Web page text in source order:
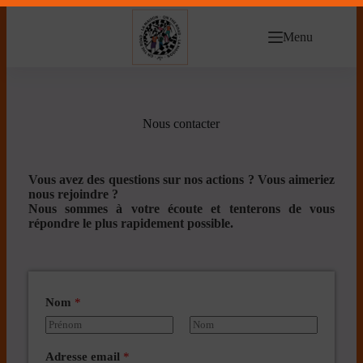
Menu
Nous contacter
Vous avez des questions sur nos actions ? Vous aimeriez
nous rejoindre ?
Nous sommes à votre écoute et tenterons de vous
répondre le plus rapidement possible.
Nom *
r
Adresse email *